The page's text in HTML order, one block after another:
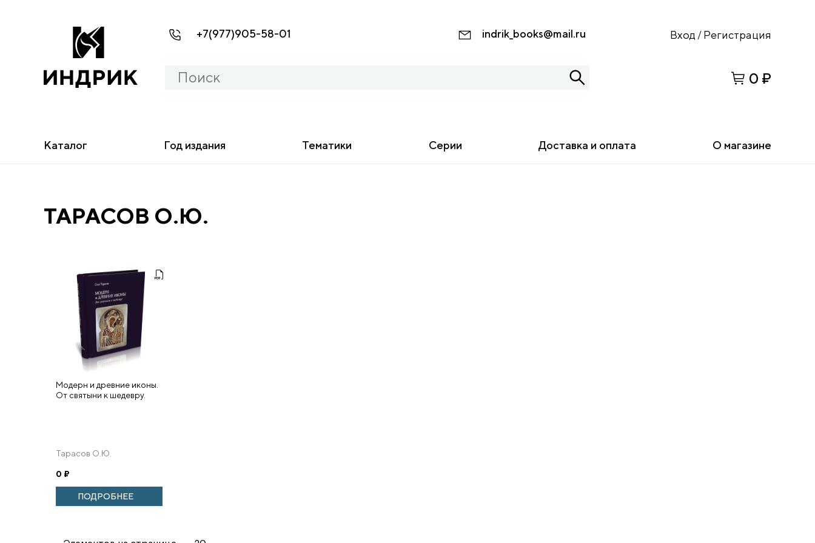
+7(977)905-58-01 indrik_books@mail.ru Вход / Регистрация
0 ₽
Каталог Год издания Тематики Серии Доставка и оплата О магазине
ТАРАСОВ О.Ю.
Модерн и древние иконы.
От святыни к шедевру.
Тарасов О.Ю.
0 ₽
ПОДРОБНЕЕ